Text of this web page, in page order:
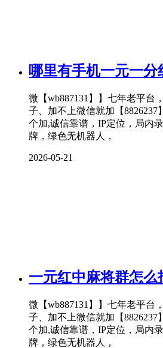
哪里有手机一元一
微【wb887131】】七年老平台
子、加不上微信就加【8826237
个加,诚信靠谱，IP定位，局内
牌，绿色无机器人，
2026-05-21
一元红中麻将群怎么
微【wb887131】】七年老平台
子、加不上微信就加【8826237
个加,诚信靠谱，IP定位，局内
牌，绿色无机器人，